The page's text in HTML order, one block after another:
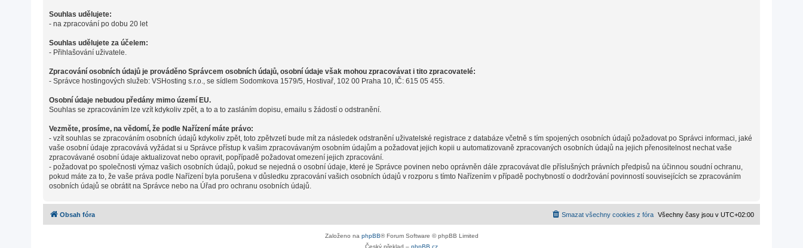
Souhlas udělujete:
- na zpracování po dobu 20 let
Souhlas udělujete za účelem:
- Přihlašování uživatele.
Zpracování osobních údajů je prováděno Správcem osobních údajů, osobní údaje však mohou zpracovávat i tito zpracovatelé:
- Správce hostingových služeb: VSHosting s.r.o., se sídlem Sodomkova 1579/5, Hostivař, 102 00 Praha 10, IČ: 615 05 455.
Osobní údaje nebudou předány mimo území EU.
Souhlas se zpracováním lze vzít kdykoliv zpět, a to a to zasláním dopisu, emailu s žádostí o odstranění.
Vezměte, prosíme, na vědomí, že podle Nařízení máte právo:
- vzít souhlas se zpracováním osobních údajů kdykoliv zpět, toto zpětvzetí bude mít za následek odstranění uživatelské registrace z databáze včetně s tím spojených osobních údajů požadovat po Správci informaci, jaké
vaše osobní údaje zpracovává vyžádat si u Správce přístup k vašim zpracovávaným osobním údajům a požadovat jejich kopii u automatizovaně zpracovaných osobních údajů na jejich přenositelnost nechat vaše
zpracovávané osobní údaje aktualizovat nebo opravit, popřípadě požadovat omezení jejich zpracování.
- požadovat po společnosti výmaz vašich osobních údajů, pokud se nejedná o osobní údaje, které je Správce povinen nebo oprávněn dále zpracovávat dle příslušných právních předpisů na účinnou soudní ochranu,
pokud máte za to, že vaše práva podle Nařízení byla porušena v důsledku zpracování vašich osobních údajů v rozporu s tímto Nařízením v případě pochybností o dodržování povinností souvisejících se zpracováním
osobních údajů se obrátit na Správce nebo na Úřad pro ochranu osobních údajů.
Obsah fóra Všechny časy jsou v UTC+02:00
Smazat všechny cookies z fóra
Založeno na phpBB® Forum Software © phpBB Limited
Český překlad – phpBB.cz